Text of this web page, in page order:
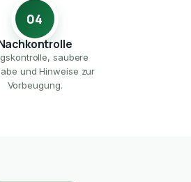
04
saubere
und Hinweise zur
Vorbeugung.